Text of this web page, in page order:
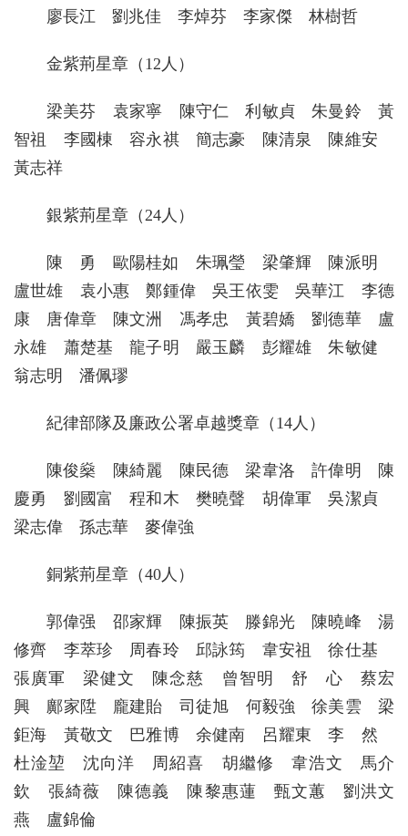
廖長江 劉兆佳 李焯芬 李家傑 林樹哲
金紫荊星章（12人）
梁美芬 袁家寧 陳守仁 利敏貞 朱曼鈴 黃
智祖 李國棟 容永祺 簡志豪 陳清泉 陳維安
黃志祥
銀紫荊星章（24人）
陳 勇 歐陽桂如 朱珮瑩 梁肇輝 陳派明
盧世雄 袁小惠 鄭鍾偉 吳王依雯 吳華江 李德
康 唐偉章 陳文洲 馮孝忠 黃碧嬌 劉德華 盧
永雄 蕭楚基 龍子明 嚴玉麟 彭耀雄 朱敏健
翁志明 潘佩璆
紀律部隊及廉政公署卓越獎章（14人）
陳俊燊 陳綺麗 陳民德 梁韋洛 許偉明 陳
慶勇 劉國富 程和木 樊曉聲 胡偉軍 吳潔貞
梁志偉 孫志華 麥偉強
銅紫荊星章（40人）
郭偉强 邵家輝 陳振英 滕錦光 陳曉峰 湯
修齊 李萃珍 周春玲 邱詠筠 韋安祖 徐仕基
張廣軍 梁健文 陳念慈 曾智明 舒 心 蔡宏
興 鄺家陞 龐建貽 司徒旭 何毅強 徐美雲 梁
鉅海 黃敬文 巴雅博 余健南 呂耀東 李 然
杜淦堃 沈向洋 周紹喜 胡繼修 韋浩文 馬介
欽 張綺薇 陳德義 陳黎惠蓮 甄文蕙 劉洪文
燕 盧錦倫